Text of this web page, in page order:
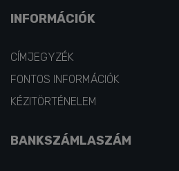
INFORMÁCIÓK
CÍMJEGYZÉK
FONTOS INFORMÁCIÓK
KÉZITÖRTÉNELEM
BANKSZÁMLASZÁM